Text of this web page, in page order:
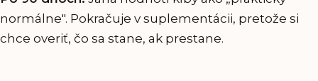
normálne". Pokračuje v suplementácii, pretože si
chce overiť, čo sa stane, ak prestane.